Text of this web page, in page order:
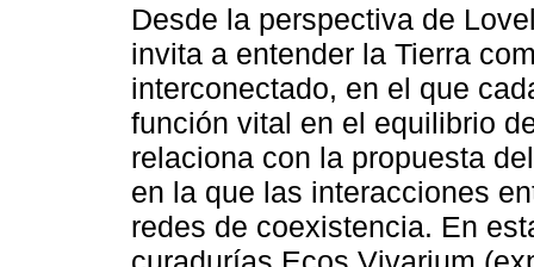
Desde la perspectiva de
invita a entender la Tierra
interconectado, en el que
función vital en el equilibrio
relaciona con la propuesta
en la que las interacciones
redes de coexistencia. En